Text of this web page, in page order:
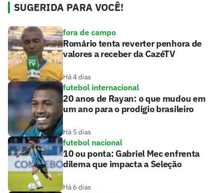
SUGERIDA PARA VOCÊ!
fora de campo
Romário tenta reverter penhora de
valores a receber da CazéTV
Há 4 dias
futebol internacional
20 anos de Rayan: o que mudou em
um ano para o prodígio brasileiro
Há 5 dias
futebol nacional
10 ou ponta: Gabriel Mec enfrenta
dilema que impacta a Seleção
Há 6 dias